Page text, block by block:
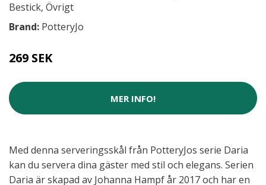
Bestick, Övrigt
Brand: PotteryJo
269 SEK
MER INFO!
Med denna serveringsskål från PotteryJos serie Daria
kan du servera dina gäster med stil och elegans. Serien
Daria är skapad av Johanna Hampf år 2017 och har en